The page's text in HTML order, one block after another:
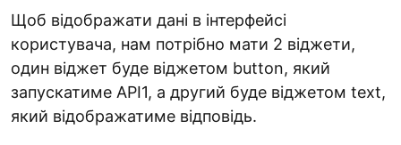
Щоб відображати дані в інтерфейсі
користувача, нам потрібно мати 2 віджети,
один віджет буде віджетом button, який
запускатиме API1, а другий буде віджетом text,
який відображатиме відповідь.